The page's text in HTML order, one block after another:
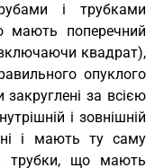
і трубками
мають поперечний
квадрат),
опуклого
за всією
і зовнішній
і мають ту саму
трубки, що мають